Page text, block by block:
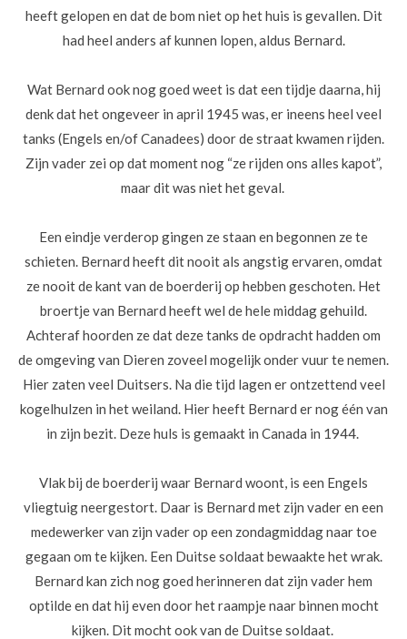
heeft gelopen en dat de bom niet op het huis is gevallen. Dit
had heel anders af kunnen lopen, aldus Bernard.
Wat Bernard ook nog goed weet is dat een tijdje daarna, hij
denk dat het ongeveer in april 1945 was, er ineens heel veel
tanks (Engels en/of Canadees) door de straat kwamen rijden.
Zijn vader zei op dat moment nog “ze rijden ons alles kapot”,
maar dit was niet het geval.
Een eindje verderop gingen ze staan en begonnen ze te
schieten. Bernard heeft dit nooit als angstig ervaren, omdat
ze nooit de kant van de boerderij op hebben geschoten. Het
broertje van Bernard heeft wel de hele middag gehuild.
Achteraf hoorden ze dat deze tanks de opdracht hadden om
de omgeving van Dieren zoveel mogelijk onder vuur te nemen.
Hier zaten veel Duitsers. Na die tijd lagen er ontzettend veel
kogelhulzen in het weiland. Hier heeft Bernard er nog één van
in zijn bezit. Deze huls is gemaakt in Canada in 1944.
Vlak bij de boerderij waar Bernard woont, is een Engels
vliegtuig neergestort. Daar is Bernard met zijn vader en een
medewerker van zijn vader op een zondagmiddag naar toe
gegaan om te kijken. Een Duitse soldaat bewaakte het wrak.
Bernard kan zich nog goed herinneren dat zijn vader hem
optilde en dat hij even door het raampje naar binnen mocht
kijken. Dit mocht ook van de Duitse soldaat.